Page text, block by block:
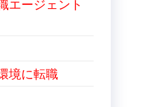
エージェント
境に転職